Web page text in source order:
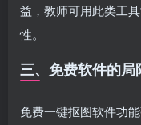
益，教师可用此类工
性。
三、免费软件的局
免费一键抠图软件功